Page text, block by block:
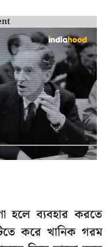
হলে ব্যবহার করতে
করে খানিক গরম